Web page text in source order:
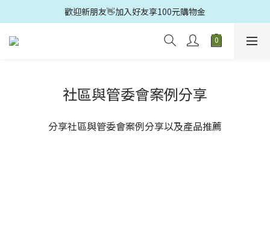
歡迎光臨🛍️多益得官方旗鑑店🚗滿499元免運
歡迎新朋友👋加入好友享100元購物金
歡迎光臨🛍️多益得官方旗鑑店🚗滿499元免運
社區與管委會案例分享
分享社區與管委會案例分享以及產品推薦